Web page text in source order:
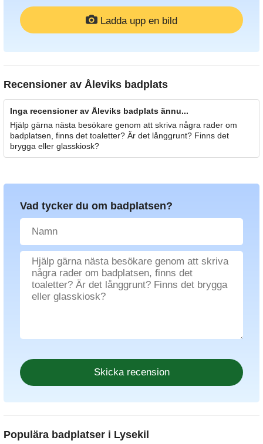
Ladda upp en bild
Recensioner av Åleviks badplats
Inga recensioner av Åleviks badplats ännu...
Hjälp gärna nästa besökare genom att skriva några rader om
badplatsen, finns det toaletter? Är det långgrunt? Finns det
brygga eller glasskiosk?
Vad tycker du om badplatsen?
Populära badplatser i Lysekil